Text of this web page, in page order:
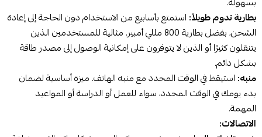
بطارية تدوم طويلاً: استمتع بأسابيع من الاستخدام دون الحاجة إلى إعادة
الشحن، بفضل بطارية 800 مللي أمبير. مثالية للمستخدمين الذين
يتنقلون كثيرًا أو الذين لا يتوفرون على إمكانية الوصول إلى مصدر طاقة
بشكل دائم.
منبه: استيقظ في الوقت المحدد مع منبه الهاتف. ميزة أساسية لضمان
بدء يومك في الوقت المحدد، سواء للعمل أو الدراسة أو المواعيد
المهمة.
الاتصالات: